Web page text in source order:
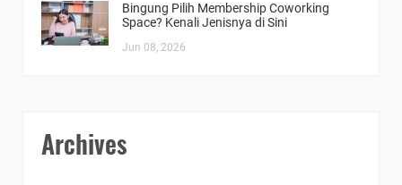
Bingung Pilih Membership Coworking
Space? Kenali Jenisnya di Sini
Jun 08, 2026
Archives